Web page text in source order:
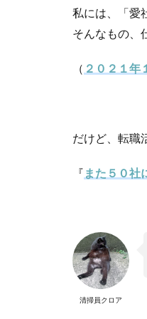
私には、「愛
そんなもの、
（ ２０２１年
だけど、転職
『 また５０社
清掃員クロア